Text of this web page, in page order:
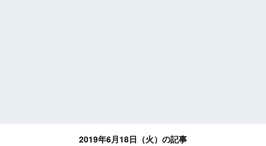
2019年6月18日（火）の記事